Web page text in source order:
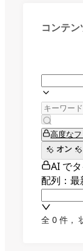
コンテン
高度な
オン
AI で
配列：最
全 0 件 ，